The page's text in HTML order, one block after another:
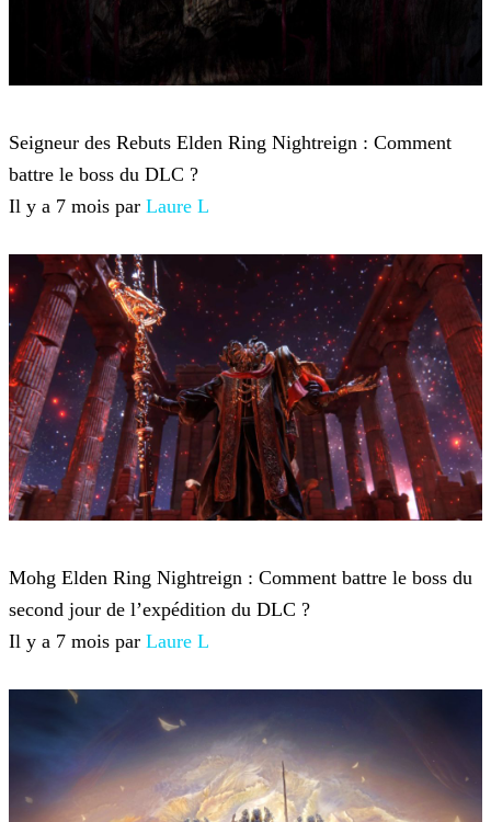
Seigneur des Rebuts Elden Ring Nightreign : Comment
battre le boss du DLC ?
Il y a 7 mois par Laure L
Mohg Elden Ring Nightreign : Comment battre le boss du
second jour de l’expédition du DLC ?
Il y a 7 mois par Laure L